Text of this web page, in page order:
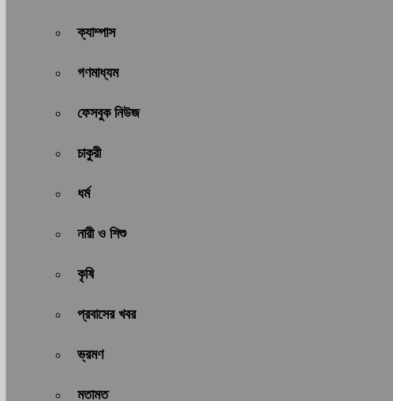
ক্যাম্পাস
গণমাধ্যম
ফেসবুক নিউজ
চাকুরী
ধর্ম
নারী ও শিশু
কৃষি
প্রবাসের খবর
ভ্রমণ
মতামত